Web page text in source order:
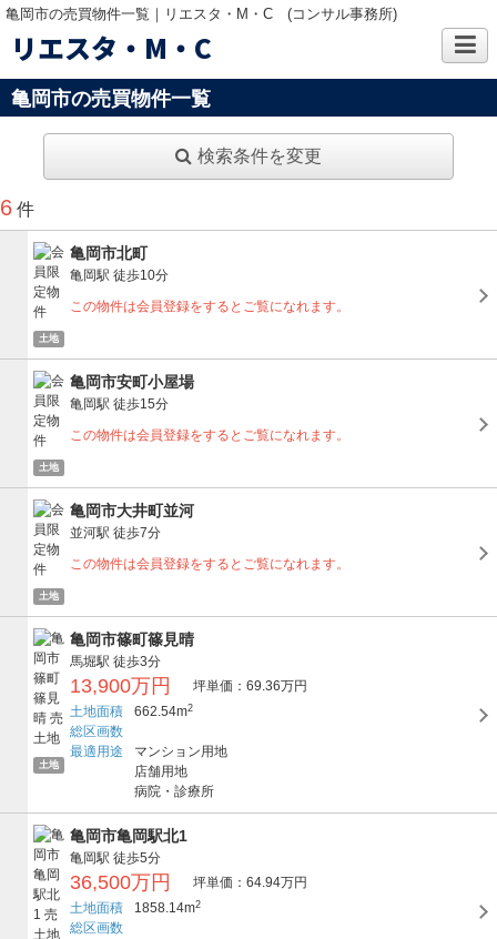
亀岡市の売買物件一覧｜リエスタ・M・C (コンサル事務所)
リエスタ・M・C
亀岡市の売買物件一覧
検索条件を変更
6 件
土地
亀岡市北町
亀岡駅 徒歩10分
この物件は会員登録をするとご覧になれます。
土地
亀岡市安町小屋場
亀岡駅 徒歩15分
この物件は会員登録をするとご覧になれます。
土地
亀岡市大井町並河
並河駅 徒歩7分
この物件は会員登録をするとご覧になれます。
土地
亀岡市篠町篠見晴
馬堀駅 徒歩3分
13,900万円
坪単価：69.36万円
土地面積
662.54m2
総区画数
最適用途
マンション用地
店舗用地
病院・診療所
亀岡市亀岡駅北1
亀岡駅 徒歩5分
36,500万円
坪単価：64.94万円
土地面積
1858.14m2
総区画数